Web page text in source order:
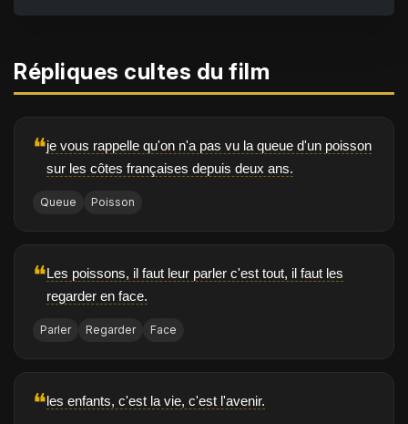
Répliques cultes du film
❝je vous rappelle qu'on n'a pas vu la queue d'un poisson
sur les côtes françaises depuis deux ans.
Queue Poisson
❝Les poissons, il faut leur parler c'est tout, il faut les
regarder en face.
Parler Regarder Face
❝les enfants, c'est la vie, c'est l'avenir.